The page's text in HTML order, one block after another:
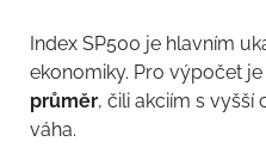
Index SP500 je hlavním
ekonomiky. Pro výpočet
průměr, čili akciím s vyšší
váha.